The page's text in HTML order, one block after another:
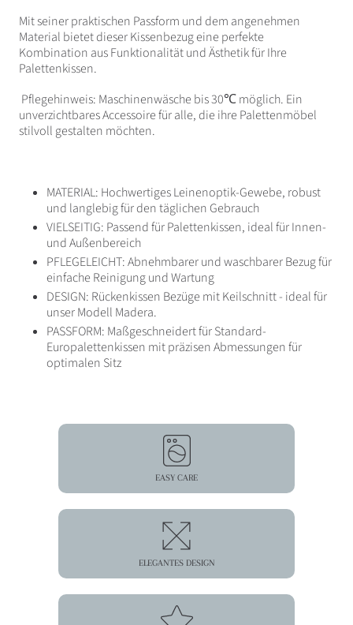
Mit seiner praktischen Passform und dem angenehmen
Material bietet dieser Kissenbezug eine perfekte
Kombination aus Funktionalität und Ästhetik für Ihre
Palettenkissen.
Pflegehinweis: Maschinenwäsche bis 30℃ möglich. Ein
unverzichtbares Accessoire für alle, die ihre Palettenmöbel
stilvoll gestalten möchten.
MATERIAL: Hochwertiges Leinenoptik-Gewebe, robust
und langlebig für den täglichen Gebrauch
VIELSEITIG: Passend für Palettenkissen, ideal für Innen-
und Außenbereich
PFLEGELEICHT: Abnehmbarer und waschbarer Bezug für
einfache Reinigung und Wartung
DESIGN: Rückenkissen Bezüge mit Keilschnitt - ideal für
unser Modell Madera.
PASSFORM: Maßgeschneidert für Standard-
Europalettenkissen mit präzisen Abmessungen für
optimalen Sitz
EASY CARE
ELEGANTES DESIGN